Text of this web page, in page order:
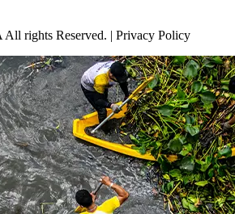
rights Reserved. | Privacy Policy